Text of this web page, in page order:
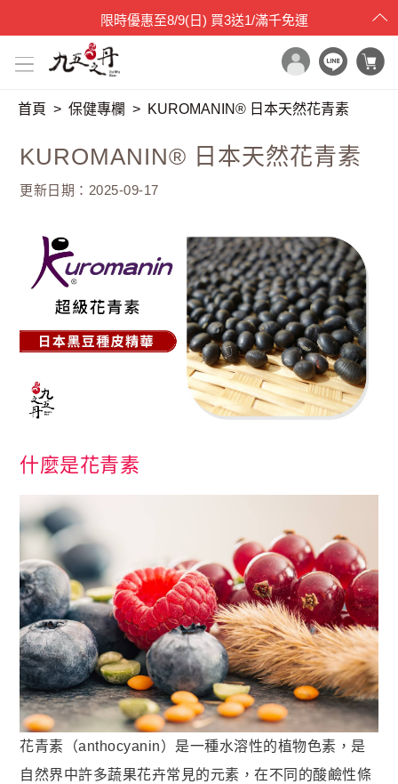
父親節限時特賣至8/15(六) 9折碼：88520
首頁
所有產品
品牌原料
產品檢驗
最新消息
保健專欄
名人推薦
關於我們
企業大宗採購/批發
💪 男性六大保健
至尊・黑瑪卡+酵母鋅 (熱銷NO1.)
飛龍．高純度左旋精胺酸 (熱銷第NO2.)
英雄．20倍南瓜籽+茄紅素 (熱銷第NO3.)
蛟龍．南非醉茄+葫蘆巴
戰神．超級薑黃素+頂級紅蔘
猛虎．酵母B群+酵母鋅
🏅 世界品質評鑑-特金獎
首頁 保健專欄 KUROMANIN® 日本天然花青素
KUROMANIN® 日本天然花青素
更新日期：2025-09-17
什麼是花青素
花青素（anthocyanin）是一種水溶性的植物色素，是
自然界中許多蔬果花卉常見的元素，在不同的酸鹼性條